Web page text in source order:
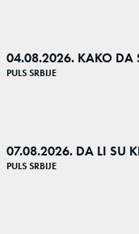
04.08.2026. KAKO DA
PULS SRBIJE
07.08.2026. DA LI SU
PULS SRBIJE